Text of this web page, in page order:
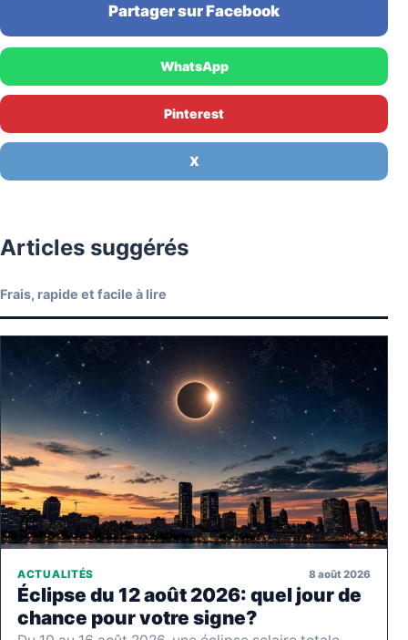
Partager sur Facebook
WhatsApp
Pinterest
X
Articles suggérés
Frais, rapide et facile à lire
ACTUALITÉS 8 août 2026
Éclipse du 12 août 2026: quel jour de
chance pour votre signe?